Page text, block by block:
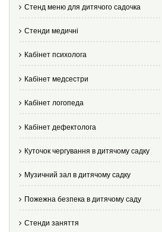
Стенд меню для дитячого садочка
Стенди медичні
Кабінет психолога
Кабінет медсестри
Кабінет логопеда
Кабінет дефектолога
Куточок чергування в дитячому садку
Музичний зал в дитячому садку
Пожежна безпека в дитячому саду
Стенди заняття